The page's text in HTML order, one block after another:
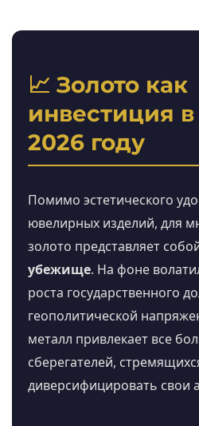
📈 Золото как
инвестиция
2026 году
Помимо эстетического
ювелирных изделий, для
золото представляет
убежище. На фоне
роста государственного
геополитической
металл привлекает все
сберегателей,
диверсифицировать свои